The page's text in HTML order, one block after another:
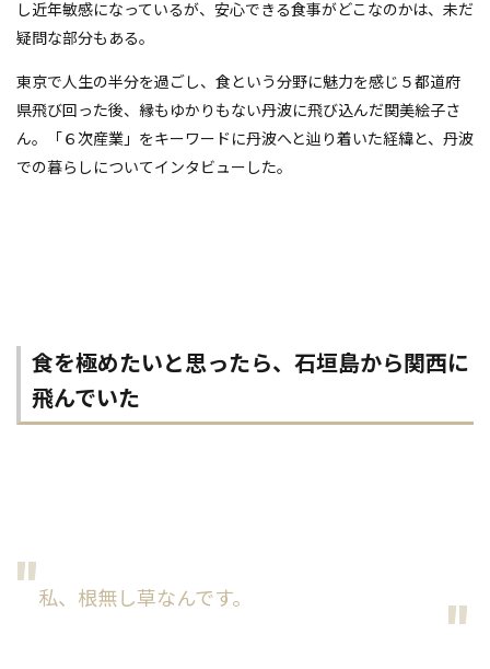
し近年敏感になっているが、安心できる食事がどこなのかは、未だ
疑問な部分もある。
東京で人生の半分を過ごし、食という分野に魅力を感じ ５都道府
県飛び回った後、 縁もゆかりもない丹波に飛び込んだ関美絵子さ
ん。「６次産業」をキーワードに丹波へと辿り着いた経緯と、丹波
での暮らしについてインタビューした。
食を極めたいと思ったら、石垣島から関西に
飛んでいた
私、根無し草なんです。